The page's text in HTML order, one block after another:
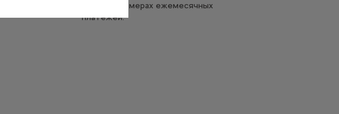
сроке и размерах ежемесячных
платежей.